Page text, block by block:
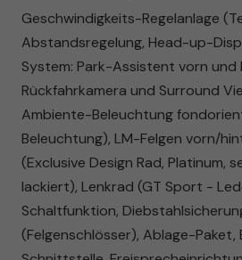
Geschwindigkeits-Regelanlage
Abstandsregelung, Head-up-
System: Park-Assistent vorn und
Rückfahrkamera und Surround
Ambiente-Beleuchtung
Beleuchtung), LM-Felgen vorn/
(Exclusive Design Rad, Platinum,
lackiert), Lenkrad (GT Sport -
Schaltfunktion,
(Felgenschlösser), Ablage-